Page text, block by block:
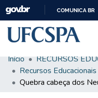
COMUNICA BR
Comunidades & Coleções
Busca Facetada
Início
Recursos